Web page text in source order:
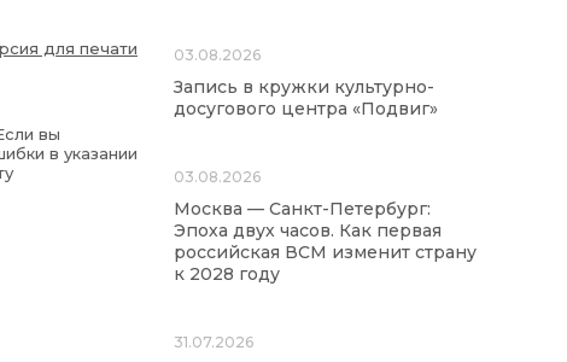
для печати
вы
в указании
03.08.2026
Запись в кружки культурно-
досугового центра «Подвиг»
03.08.2026
Москва — Санкт-Петербург:
Эпоха двух часов. Как первая
российская ВСМ изменит страну
к 2028 году
31.07.2026